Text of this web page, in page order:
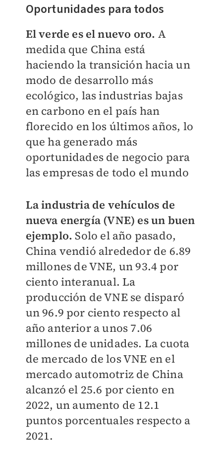
Oportunidades para todos
El verde es el nuevo oro. A
medida que China está
haciendo la transición hacia un
modo de desarrollo más
ecológico, las industrias bajas
en carbono en el país han
florecido en los últimos años, lo
que ha generado más
oportunidades de negocio para
las empresas de todo el mundo
La industria de vehículos de
nueva energía (VNE) es un buen
ejemplo. Solo el año pasado,
China vendió alrededor de 6.89
millones de VNE, un 93.4 por
ciento interanual. La
producción de VNE se disparó
un 96.9 por ciento respecto al
año anterior a unos 7.06
millones de unidades. La cuota
de mercado de los VNE en el
mercado automotriz de China
alcanzó el 25.6 por ciento en
2022, un aumento de 12.1
puntos porcentuales respecto a
2021.